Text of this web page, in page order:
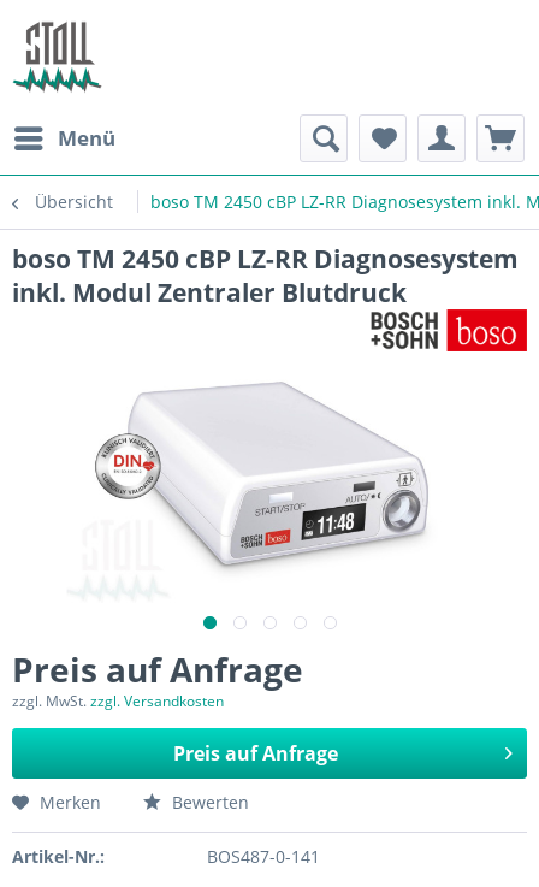
Menü
Übersicht boso TM 2450 cBP LZ-RR Diagnosesystem
boso TM 2450 cBP LZ-RR Diagnosesystem
inkl. Modul Zentraler Blutdruck
Preis auf Anfrage
zzgl. MwSt.zzgl. Versandkosten
Preis auf Anfrage
Merken Bewerten
Artikel-Nr.: BOS487-0-141